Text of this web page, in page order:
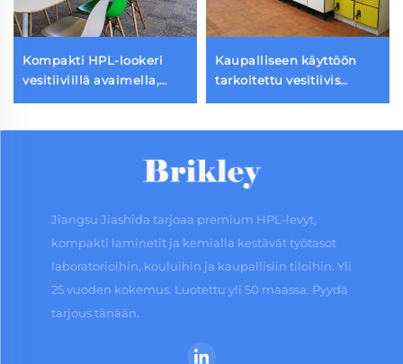
Kompakti HPL-lookeri
vesitiiviillä avaimella,
Kaupalliseen käyttöön
tarkoitettu vesitiivis
varustettuna,
kokoonpanorakenteinen
Jiangsu Jiashida tarjoaa premium HPL-levyt,
kompakti laminetit ja kemialla kestävät työtasot
laboratorioihin, kouluihin ja kaupallisiin tiloihin. Yli
25 vuoden kokemus. Luotettu yli 50 maassa. Pyydä
tarjous tänään.